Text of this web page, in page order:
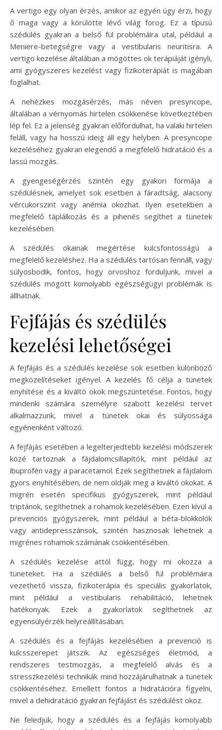
A vertigo egy olyan érzés, amikor az egyén úgy érzi, hogy
ő maga vagy a körülötte lévő világ forog. Ez a típusú
szédülés gyakran a belső fül problémáira utal, például a
Meniere-betegségre vagy a vestibularis neuritisra. A
vertigo kezelése általában a mögöttes ok terápiáját igényli,
ami gyógyszeres kezelést vagy fizikoterápiát is magában
foglalhat.
A nehézkes mozgásérzés, más néven presyncope,
általában a vérnyomás hirtelen csökkenése következtében
lép fel. Ez a jelenség gyakran előfordulhat, ha valaki hirtelen
feláll, vagy ha hosszú ideig áll egy helyben. A presyncope
kezeléséhez gyakran elegendő a megfelelő hidratáció és a
lassú mozgás.
A gyengeségérzés szintén egy gyakori formája a
szédülésnek, amelyet sok esetben a fáradtság, alacsony
vércukorszint vagy anémia okozhat. Ilyen esetekben a
megfelelő táplálkozás és a pihenés segíthet a tünetek
kezelésében.
A szédülés okainak megértése kulcsfontosságú a
megfelelő kezeléshez. Ha a szédülés tartósan fennáll, vagy
súlyosbodik, fontos, hogy orvoshoz forduljunk, mivel a
szédülés mögött komolyabb egészségügyi problémák is
állhatnak.
Fejfájás és szédülés
kezelési lehetőségei
A fejfájás és a szédülés kezelése sok esetben különböző
megközelítéseket igényel. A kezelés fő célja a tünetek
enyhítése és a kiváltó okok megszüntetése. Fontos, hogy
mindenki számára személyre szabott kezelési tervet
alkalmazzunk, mivel a tünetek okai és súlyossága
egyénenként változó.
A fejfájás esetében a legelterjedtebb kezelési módszerek
közé tartoznak a fájdalomcsillapítók, mint például az
ibuprofén vagy a paracetamol. Ezek segíthetnek a fájdalom
gyors enyhítésében, de nem oldják meg a kiváltó okokat. A
migrén esetén specifikus gyógyszerek, mint például
triptánok, segíthetnek a rohamok kezelésében. Ezen kívül a
prevenciós gyógyszerek, mint például a béta-blokkolók
vagy antidepresszánsok, szintén hasznosak lehetnek a
migrénes rohamok számának csökkentésében.
A szédülés kezelése attól függ, hogy mi okozza a
tüneteket. Ha a szédülés a belső fül problémáira
vezethető vissza, fizikoterápia és speciális gyakorlatok,
mint például a vestibularis rehabilitáció, lehetnek
hatékonyak. Ezek a gyakorlatok segíthetnek az
egyensúlyérzék helyreállításában.
A szédülés és a fejfájás kezelésében a prevenció is
kulcsszerepet játszik. Az egészséges életmód, a
rendszeres testmozgás, a megfelelő alvás és a
stresszkezelési technikák mind hozzájárulhatnak a tünetek
csökkentéséhez. Emellett fontos a hidratációra figyelni,
mivel a dehidratáció gyakran fejfájást és szédülést okoz.
Ne feledjük, hogy a szédülés és a fejfájás komolyabb